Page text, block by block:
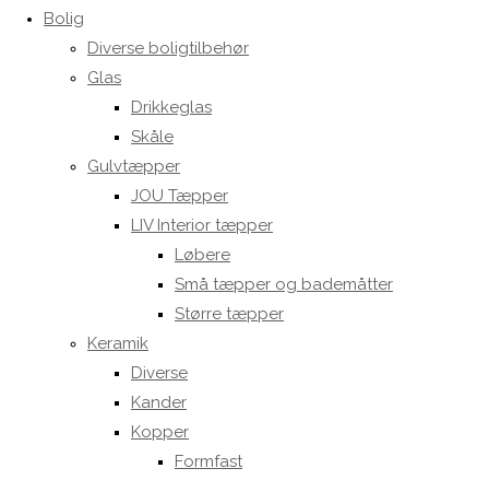
Bolig
Diverse boligtilbehør
Glas
Drikkeglas
Skåle
Gulvtæpper
JOU Tæpper
LIV Interior tæpper
Løbere
Små tæpper og bademåtter
Større tæpper
Keramik
Diverse
Kander
Kopper
Formfast